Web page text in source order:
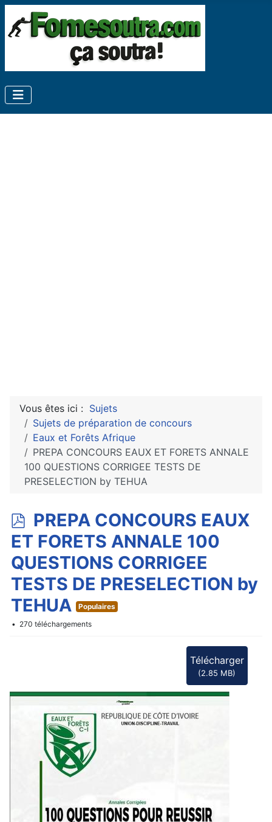
Vous êtes ici : Sujets
Sujets de préparation de concours
Eaux et Forêts Afrique
PREPA CONCOURS EAUX ET FORETS ANNALE
100 QUESTIONS CORRIGEE TESTS DE
PRESELECTION by TEHUA
p
d
f
PREPA CONCOURS EAUX
ET FORETS ANNALE 100
QUESTIONS CORRIGEE
TESTS DE PRESELECTION by
TEHUA
Populaires
270 téléchargements
Télécharger
(2.85 MB)